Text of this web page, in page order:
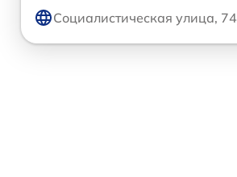
Социалистическая улица, 74